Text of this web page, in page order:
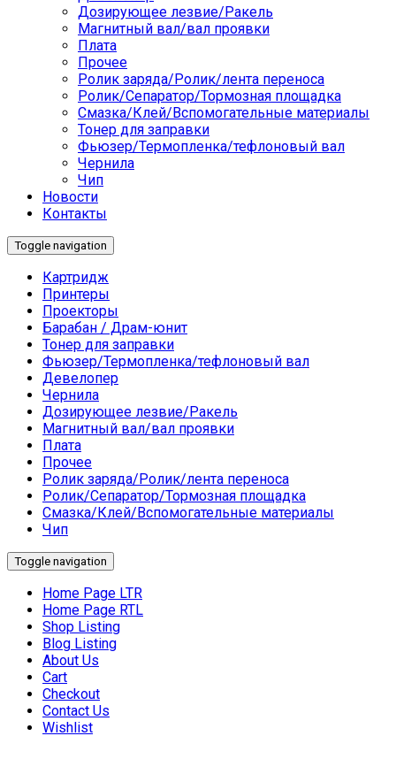
Дозирующее лезвие/Ракель
Магнитный вал/вал проявки
Плата
Прочее
Ролик заряда/Ролик/лента переноса
Ролик/Сепаратор/Тормозная площадка
Смазка/Клей/Вспомогательные материалы
Тонер для заправки
Фьюзер/Термопленка/тефлоновый вал
Чернила
Чип
Новости
Контакты
Toggle navigation
Картридж
Принтеры
Проекторы
Барабан / Драм-юнит
Тонер для заправки
Фьюзер/Термопленка/тефлоновый вал
Девелопер
Чернила
Дозирующее лезвие/Ракель
Магнитный вал/вал проявки
Плата
Прочее
Ролик заряда/Ролик/лента переноса
Ролик/Сепаратор/Тормозная площадка
Смазка/Клей/Вспомогательные материалы
Чип
Toggle navigation
Home Page LTR
Home Page RTL
Shop Listing
Blog Listing
About Us
Cart
Checkout
Contact Us
Wishlist